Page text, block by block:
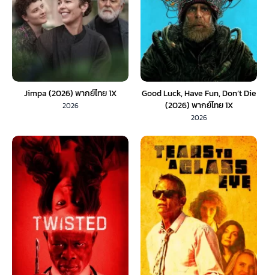
Jimpa (2026) พากย์ไทย 1X
2026
Good Luck, Have Fun, Don’t Die
(2026) พากย์ไทย 1X
2026